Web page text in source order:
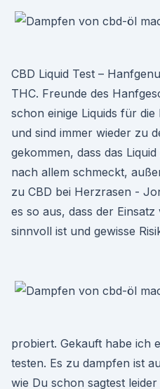
CBD Liquid Test –
THC. Freunde des
schon einige Liquids für
und sind immer wieder zu
gekommen, dass das
nach allem schmeckt,
zu CBD bei Herzrasen -
es so aus, dass der
sinnvoll ist und gewisse
probiert. Gekauft habe ich
testen. Es zu dampfen ist
wie Du schon sagtest